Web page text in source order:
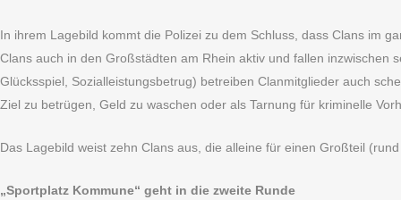
In ihrem Lagebild kommt die Polizei zu dem Schluss, dass Clans im
Clans auch in den Großstädten am Rhein aktiv und fallen inzwischen
Glücksspiel, Sozialleistungsbetrug) betreiben Clanmitglieder auch
Ziel zu betrügen, Geld zu waschen oder als Tarnung für kriminelle
Das Lagebild weist zehn Clans aus, die alleine für einen Großteil
„Sportplatz Kommune“ geht in die zweite Runde